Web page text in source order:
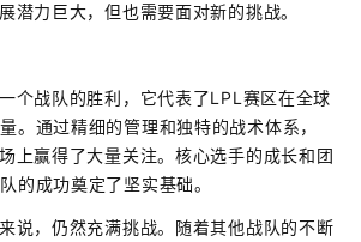
潜力巨大，但也需要面对新的挑战。
个战队的胜利，它代表了LPL赛区在全球
。通过精细的管理和独特的战术体系，
上赢得了大量关注。核心选手的成长和团
的成功奠定了坚实基础。
说，仍然充满挑战。随着其他战队的不断